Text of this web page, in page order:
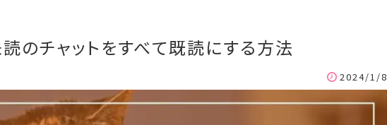
読のチャットをすべて既読にする方法
2024/1/8